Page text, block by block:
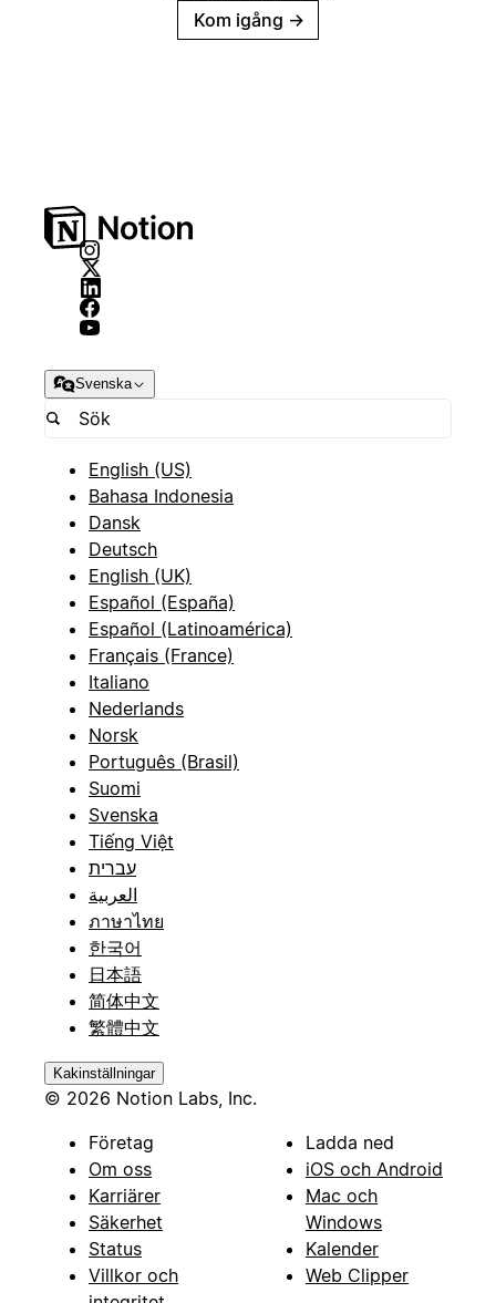
Kom igång →
Svenska
English (US)
Bahasa Indonesia
Dansk
Deutsch
English (UK)
Español (España)
Español (Latinoamérica)
Français (France)
Italiano
Nederlands
Norsk
Português (Brasil)
Suomi
Svenska
Tiếng Việt
עברית
العربية
ภาษาไทย
한국어
日本語
简体中文
繁體中文
Kakinställningar
© 2026 Notion Labs, Inc.
Företag
Om oss
Karriärer
Säkerhet
Status
Villkor och
Ladda ned
iOS och Android
Mac och
Windows
Kalender
Web Clipper